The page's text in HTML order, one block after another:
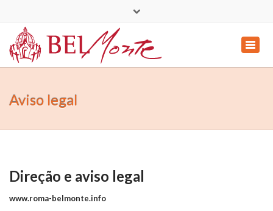
mail@roma-belmonte.info
de|en|es|it|
Aviso legal
Direção e aviso legal
www.roma-belmonte.info